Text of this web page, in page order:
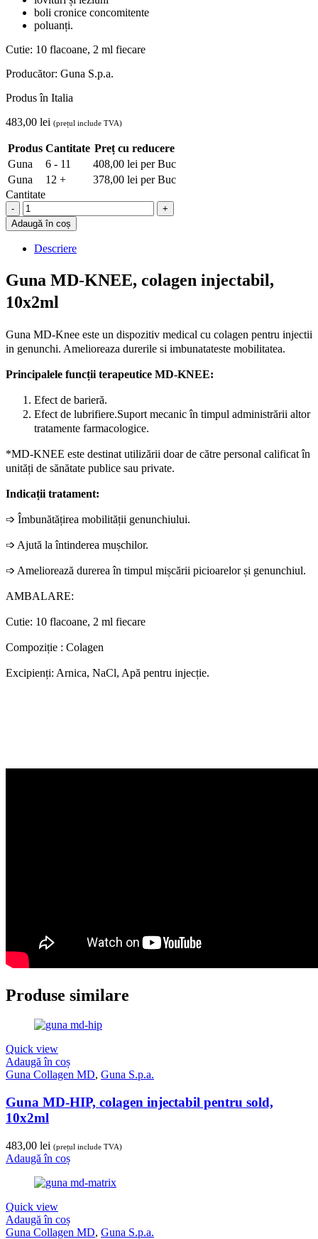
boli cronice concomitente
poluanți.
Cutie: 10 flacoane, 2 ml fiecare
Producător: Guna S.p.a.
Produs în Italia
483,00 lei (prețul include TVA)
Produs Cantitate Preț cu reducere
Guna
6 - 11 408,00 lei per Buc
Guna
12 + 378,00 lei per Buc
Cantitate
Guna
MD-
KNEE,
colagen
injectabil
articulatii,
10x2ml
quantity
Adaugă în coș
Descriere
Guna MD-KNEE, colagen injectabil,
10x2ml
Guna MD-Knee este un dispozitiv medical cu colagen pentru injectii
in genunchi. Amelioreaza durerile si imbunatateste mobilitatea.
Principalele funcții terapeutice MD-KNEE:
Efect de barieră.
Efect de lubrifiere.Suport mecanic în timpul administrării altor
tratamente farmacologice.
*MD-KNEE este destinat utilizării doar de către personal calificat în
unități de sănătate publice sau private.
Indicații tratament:
➩ Îmbunătățirea mobilității genunchiului.
➩ Ajută la întinderea mușchilor.
➩ Ameliorează durerea în timpul mișcării picioarelor și genunchiul.
AMBALARE:
Cutie: 10 flacoane, 2 ml fiecare
Compoziție : Colagen
Excipienți: Arnica, NaCl, Apă pentru injecție.
Produse similare
Quick view
Adaugă în coș
Guna Collagen MD, Guna S.p.a.
Guna MD-HIP, colagen injectabil pentru sold,
10x2ml
483,00 lei (prețul include TVA)
Adaugă în coș
Quick view
Adaugă în coș
Guna Collagen MD, Guna S.p.a.